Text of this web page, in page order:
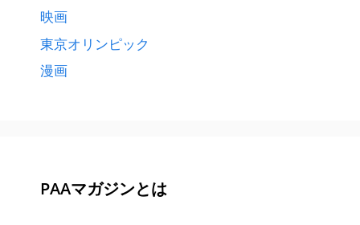
映画
東京オリンピック
漫画
PAAマガジンとは